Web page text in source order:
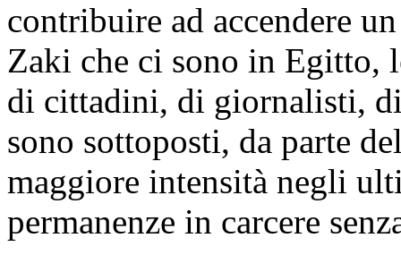
contribuire ad accendere
Zaki che ci sono in Egitto,
di cittadini, di giornalisti,
sono sottoposti, da parte
maggiore intensità negli
permanenze in carcere